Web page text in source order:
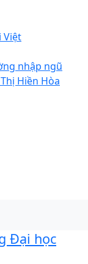
Việt
nhập ngũ
Hiền Hòa
Đại học